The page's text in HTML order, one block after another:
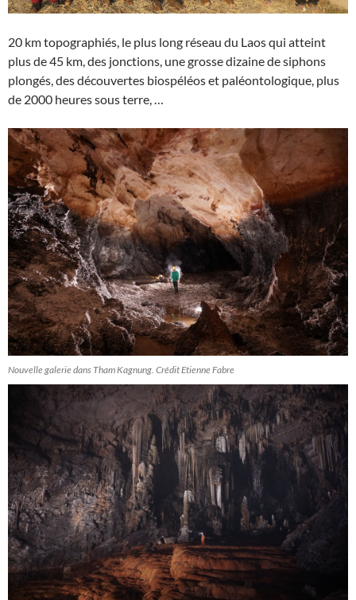
20 km topographiés, le plus long réseau du Laos qui atteint
plus de 45 km, des jonctions, une grosse dizaine de siphons
plongés, des découvertes biospéléos et paléontologique, plus
de 2000 heures sous terre, …
Nouvelle galerie dans Tham Kagnung. Crédit Etienne Fabre